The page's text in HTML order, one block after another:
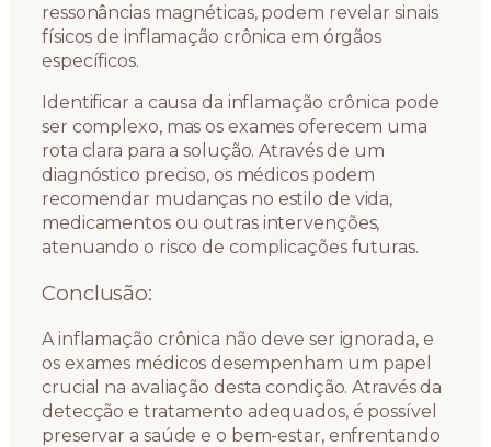
ressonâncias magnéticas, podem revelar sinais
físicos de inflamação crônica em órgãos
específicos.
Identificar a causa da inflamação crônica pode
ser complexo, mas os exames oferecem uma
rota clara para a solução. Através de um
diagnóstico preciso, os médicos podem
recomendar mudanças no estilo de vida,
medicamentos ou outras intervenções,
atenuando o risco de complicações futuras.
Conclusão:
A inflamação crônica não deve ser ignorada, e
os exames médicos desempenham um papel
crucial na avaliação desta condição. Através da
detecção e tratamento adequados, é possível
preservar a saúde e o bem-estar, enfrentando